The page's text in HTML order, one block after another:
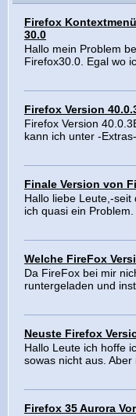
Firefox
30.0
Hallo mein Problem
Firefox30.0. Egal wo
Firefox Version
Firefox Version
kann ich unter -
Finale Version von
Hallo liebe Leute,-
ich quasi ein Problem.
Welche FireFox
Da FireFox bei mir
runtergeladen und
Neuste Firefox
Hallo Leute ich hoffe
sowas nicht aus. Aber
Firefox 35 Aurora